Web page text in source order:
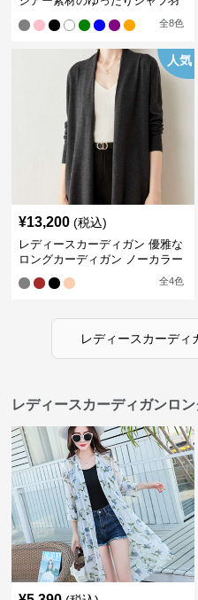
全8色
人気
¥13,200 (税込)
レディースカーディガン 優雅な
ロングカーディガン ノーカラー
全4色
レディースカーディ
レディースカーディガンロ